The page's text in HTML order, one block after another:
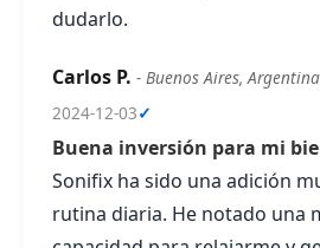
dudarlo.
Carlos P. - Buenos Aires, Argentina
2024-12-03✓
Buena inversión para mi
Sonifix ha sido una adición
rutina diaria. He notado una